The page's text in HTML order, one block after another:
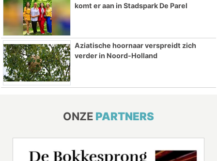
komt er aan in Stadspark De Parel
Aziatische hoornaar verspreidt zich
verder in Noord-Holland
ONZE PARTNERS